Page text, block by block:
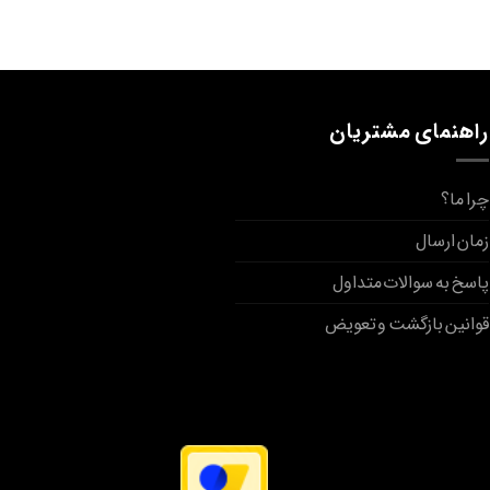
راهنمای مشتریان
چرا ما؟
زمان ارسال
پاسخ به سوالات متداول
قوانین بازگشت و تعویض